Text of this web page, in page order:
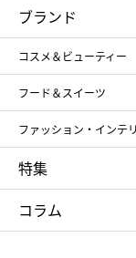
コスメ＆ビューティー
ギフト
メンズ
スポーツ・アウトドア
お中元
ブランド
コスメ＆ビューティー
SHISEIDO
ポール&ジョー ボーテ
NARS
RMK
クリニーク
フード＆スイーツ
アンリ・シャルパンテ
ゴディバ
たねや
ねんりん家
ファッション・インテ
ポロ ラルフ ローレン
タケオ キクチ
シュタイフ
特集
お中元
ひな人形
コラム